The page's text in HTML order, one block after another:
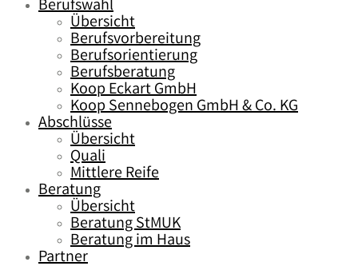
Berufswahl
Übersicht
Berufsvorbereitung
Berufsorientierung
Berufsberatung
Koop Eckart GmbH
Koop Sennebogen GmbH & Co. KG
Abschlüsse
Übersicht
Quali
Mittlere Reife
Beratung
Übersicht
Beratung StMUK
Beratung im Haus
Partner